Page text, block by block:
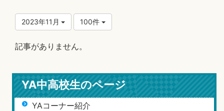
2023年11月 100件
記事がありません。
YA中高校生のページ
YAコーナー紹介